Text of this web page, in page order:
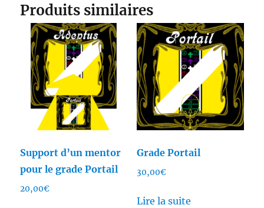
Produits similaires
Support d’un mentor
pour le grade Portail
20,00€
Grade Portail
30,00€
Lire la suite